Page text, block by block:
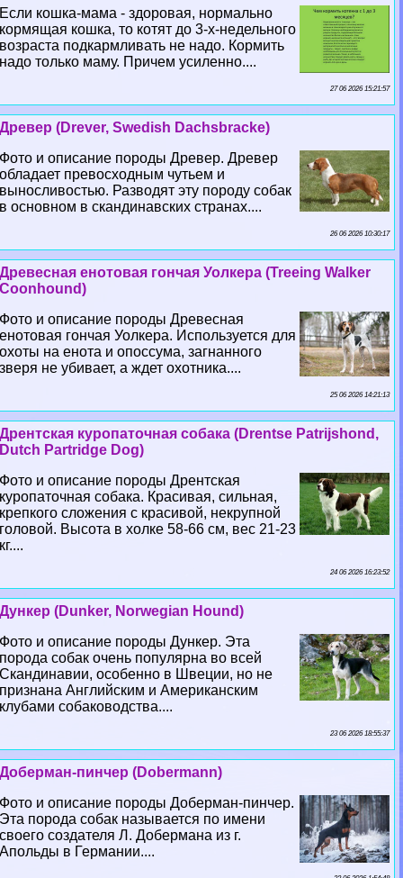
Если кошка-мама - здоровая, нормально
кормящая кошка, то котят до 3-х-недельного
возраста подкармливать не надо. Кормить
надо только маму. Причем усиленно....
27 06 2026 15:21:57
Древер (Drever, Swedish Dachsbracke)
Фото и описание породы Древер. Древер
обладает превосходным чутьем и
выносливостью. Разводят эту породу собак
в основном в скандинавских странах....
26 06 2026 10:30:17
Древесная енотовая гончая Уолкера (Treeing Walker
Coonhound)
Фото и описание породы Древесная
енотовая гончая Уолкера. Используется для
охоты на енота и опоссума, загнанного
зверя не убивает, а ждет охотника....
25 06 2026 14:21:13
Дрентская куропаточная собака (Drentse Patrijshond,
Dutch Partridge Dog)
Фото и описание породы Дрентская
куропаточная собака. Красивая, сильная,
крепкого сложения с красивой, некрупной
головой. Высота в холке 58-66 см, вес 21-23
кг....
24 06 2026 16:23:52
Дункер (Dunker, Norwegian Hound)
Фото и описание породы Дункер. Эта
порода собак очень популярна во всей
Скандинавии, особенно в Швеции, но не
признана Английским и Американским
клубами собаководства....
23 06 2026 18:55:37
Доберман-пинчер (Dobermann)
Фото и описание породы Доберман-пинчер.
Эта порода собак называется по имени
своего создателя Л. Добермана из г.
Апольды в Германии....